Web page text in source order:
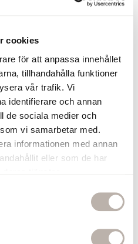
cookies
för att anpassa innehållet
tillhandahålla funktioner
vår trafik. Vi
identifierare och annan
de sociala medier och
vi samarbetar med.
informationen med annan
eller som de har
Handdukskrok Ines Krom
Ljusbrunt Läder
120 kr
Lägg i varukorgen